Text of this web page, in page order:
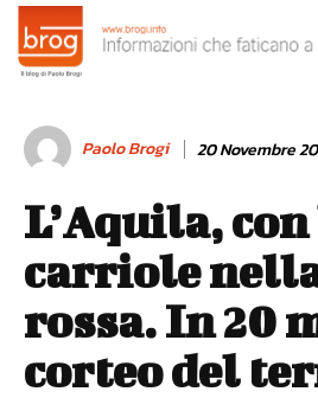
Paolo Brogi 20 Novembre
L’Aquila,
carriole
rossa. In 20
corteo del